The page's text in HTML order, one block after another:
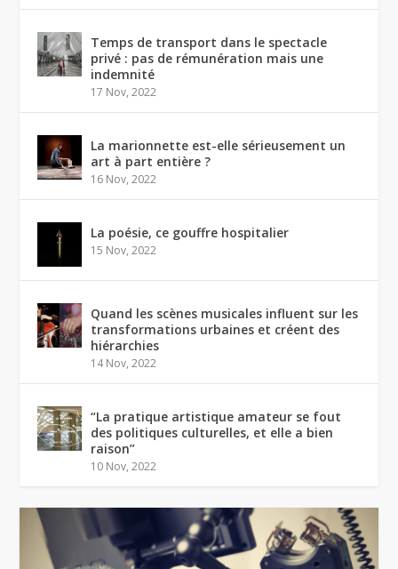
Temps de transport dans le spectacle
privé : pas de rémunération mais une
indemnité
17 Nov, 2022
La marionnette est-elle sérieusement un
art à part entière ?
16 Nov, 2022
La poésie, ce gouffre hospitalier
15 Nov, 2022
Quand les scènes musicales influent sur les
transformations urbaines et créent des
hiérarchies
14 Nov, 2022
“La pratique artistique amateur se fout
des politiques culturelles, et elle a bien
raison”
10 Nov, 2022